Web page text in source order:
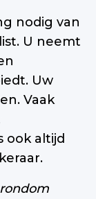
nodig van
U neemt
Uw
Vaak
ook altijd